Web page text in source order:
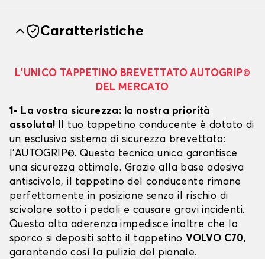
Caratteristiche
L’UNICO TAPPETINO BREVETTATO AUTOGRIP©
DEL MERCATO
1- La vostra sicurezza: la nostra priorità
assoluta! Il tuo tappetino conducente è dotato di
un esclusivo sistema di sicurezza brevettato:
l’AUTOGRIP©. Questa tecnica unica garantisce
una sicurezza ottimale. Grazie alla base adesiva
antiscivolo, il tappetino del conducente rimane
perfettamente in posizione senza il rischio di
scivolare sotto i pedali e causare gravi incidenti.
Questa alta aderenza impedisce inoltre che lo
sporco si depositi sotto il tappetino VOLVO C70,
garantendo così la pulizia del pianale.